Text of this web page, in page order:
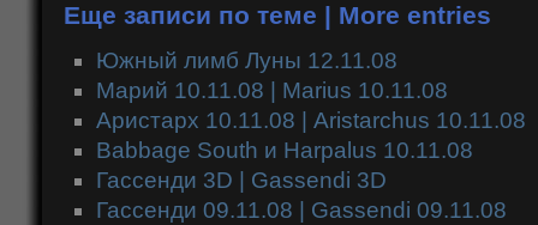
Еще записи по теме | More entries
Южный лимб Луны 12.11.08
Марий 10.11.08 | Marius 10.11.08
Аристарх 10.11.08 | Aristarchus 10.11.08
Babbage South и Harpalus 10.11.08
Гассенди 3D | Gassendi 3D
Гассенди 09.11.08 | Gassendi 09.11.08